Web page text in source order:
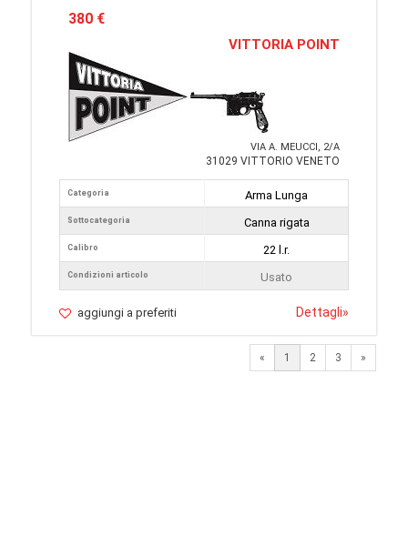
380 €
VITTORIA POINT
VIA A. MEUCCI, 2/A
31029 VITTORIO VENETO
Categoria
Sottocategoria
Calibro
Condizioni articolo
Arma Lunga
Canna rigata
22 l.r.
Usato
aggiungi a preferiti Dettagli»
« 1 2 3 »